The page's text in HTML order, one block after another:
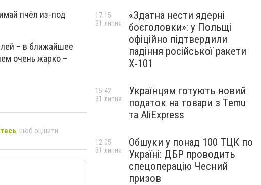
пчёл из-под
– в ближайшее
очень жарко –
, щоб оцінити
«Здатна нести ядерні
боєголовки»: у Польщі
офіційно підтвердили
падіння російської ракети
Х-101
17:15
31 липня
Українцям готують новий
податок на товари з Temu
та AliExpress
15:42
31 липня
Обшуки у понад 100 ТЦК по
Україні: ДБР проводить
спецоперацію Чесний
призов
12:05
31 липня